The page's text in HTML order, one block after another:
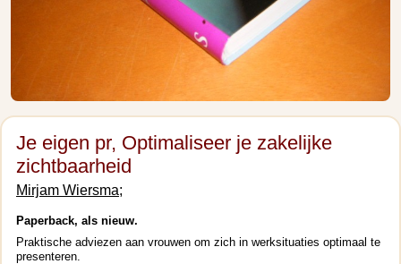
Je eigen pr, Optimaliseer je zakelijke
zichtbaarheid
Mirjam Wiersma;
Paperback, als nieuw.
Praktische adviezen aan vrouwen om zich in werksituaties optimaal te
presenteren.